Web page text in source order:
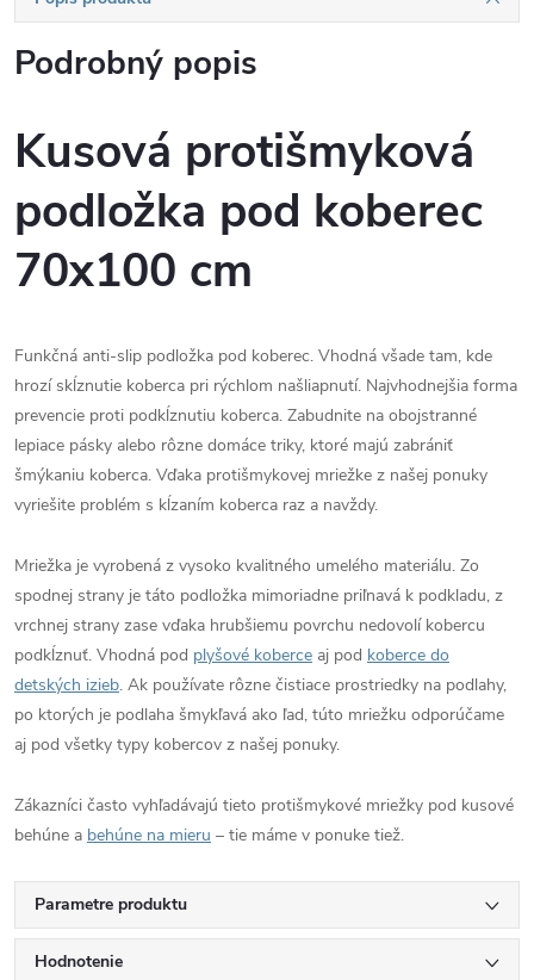
Podrobný popis
Kusová protišmyková
podložka pod koberec
70x100 cm
Funkčná anti-slip podložka pod koberec. Vhodná všade tam, kde
hrozí skĺznutie koberca pri rýchlom našliapnutí. Najvhodnejšia forma
prevencie proti podkĺznutiu koberca. Zabudnite na obojstranné
lepiace pásky alebo rôzne domáce triky, ktoré majú zabrániť
šmýkaniu koberca. Vďaka protišmykovej mriežke z našej ponuky
vyriešite problém s kĺzaním koberca raz a navždy.
Mriežka je vyrobená z vysoko kvalitného umelého materiálu. Zo
spodnej strany je táto podložka mimoriadne priľnavá k podkladu, z
vrchnej strany zase vďaka hrubšiemu povrchu nedovolí kobercu
podkĺznuť. Vhodná pod plyšové koberce aj pod koberce do
detských izieb. Ak používate rôzne čistiace prostriedky na podlahy,
po ktorých je podlaha šmykľavá ako ľad, túto mriežku odporúčame
aj pod všetky typy kobercov z našej ponuky.
Zákazníci často vyhľadávajú tieto protišmykové mriežky pod kusové
behúne a behúne na mieru – tie máme v ponuke tiež.
Parametre produktu
Hodnotenie